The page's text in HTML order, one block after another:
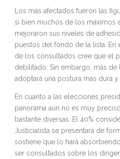
Los más afectados fueron las
si bien muchos de los máximos
mejoraron sus niveles de
puestos del fondo de la lista. En
de los consultados cree que el
debilitado. Sin embargo, más
adoptará una postura más dura
En cuanto a las elecciones
panorama aún no es muy
bastante diversas. El 40%
Justicialista se presentará de
sostiene que lo hará
ser consultados sobre los